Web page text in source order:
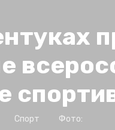
Спорт Фото: